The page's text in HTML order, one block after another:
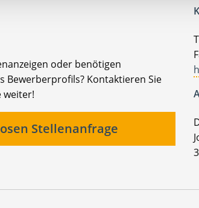
oder benötigen
Bewerberprofils? Kontaktieren Sie
weiter!
Stellenanfrage